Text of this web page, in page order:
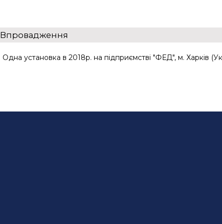
Впровадження
Одна установка в 2018р. на підприємстві "ФЕД", м. Харків